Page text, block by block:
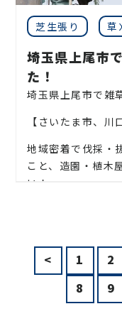
企業様や、施設様
木、高木、植栽の
お気軽にお問い合
松、スギ、クスノ
金木犀、アカシア
梅、かしの木、ブ
クスノキ、 薪の
木、桜、ゴールド
ウシ、カイズカ、
サザンカ、ホル
芝生張り 草
埼玉県上尾市
た！
埼玉県上尾市で雑
【さいたま市、川
地域密着で伐採・
こと、造園・植木
い！
見積もりは無料で
軽にご連絡くださ
お庭や木に関する
< 1 2
8
9